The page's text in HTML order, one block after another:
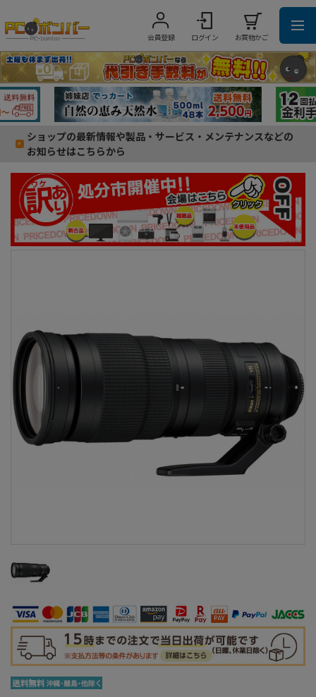
会員登録 ログイン お買物かご
ショップの最新情報や製品・サービス・メンテナンスなどの
お知らせはこちらから